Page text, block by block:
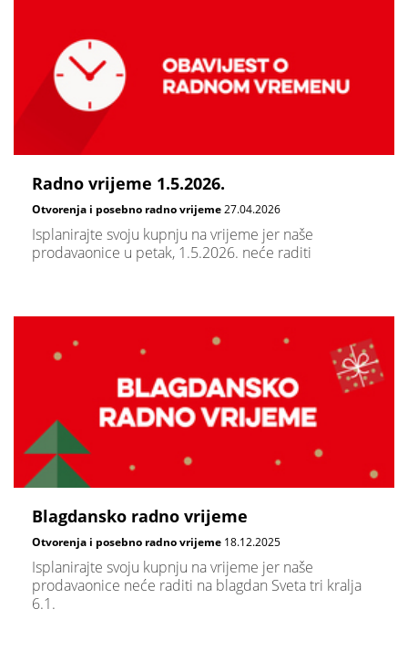
Radno vrijeme 1.5.2026.
Otvorenja i posebno radno vrijeme27.04.2026
Isplanirajte svoju kupnju na vrijeme jer naše
prodavaonice u petak, 1.5.2026. neće raditi
Blagdansko radno vrijeme
Otvorenja i posebno radno vrijeme 18.12.2025
Isplanirajte svoju kupnju na vrijeme jer naše
prodavaonice neće raditi na blagdan Sveta tri kralja
6.1.